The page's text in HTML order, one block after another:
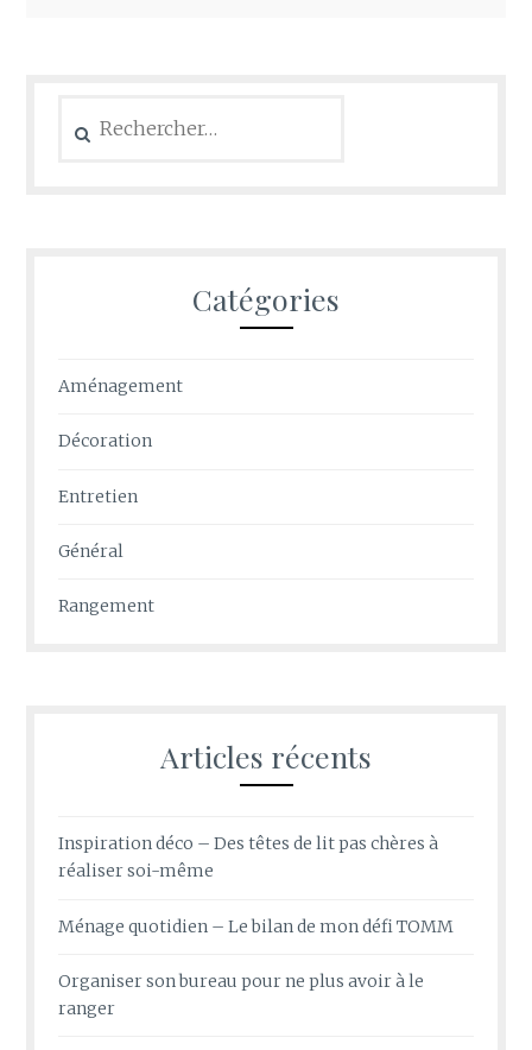
Catégories
Aménagement
Décoration
Entretien
Général
Rangement
Articles récents
Inspiration déco – Des têtes de lit pas chères à
réaliser soi-même
Ménage quotidien – Le bilan de mon défi TOMM
Organiser son bureau pour ne plus avoir à le
ranger